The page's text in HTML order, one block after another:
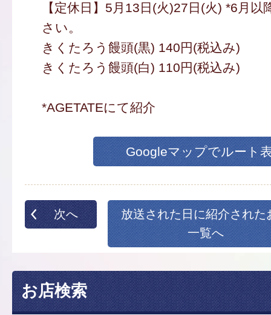
【定休日】5月13日(火)27日(火) *6月
さい。
きくたろう饅頭(黒) 140円(税込み)
きくたろう饅頭(白) 110円(税込み)
*AGETATEにて紹介
Googleマップでルート
次へ
放送された日に紹介された
一覧へ
お店検索